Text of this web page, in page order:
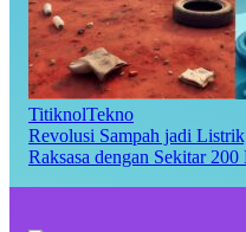
TitiknolTekno
Revolusi Sampah jadi
Raksasa dengan Sekitar